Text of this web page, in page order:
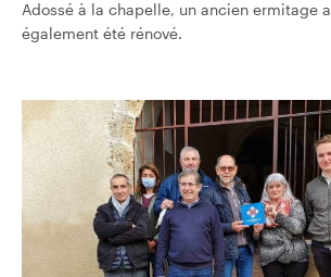
Adossé à la chapelle, un ancien ermitage a
également été rénové.